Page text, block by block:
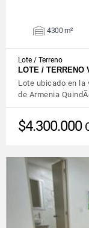
4300 m²
Lote / Terreno
LOTE /
Lote ubicado en la
de Armenia
$4.300.000